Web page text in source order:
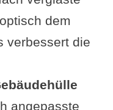
dem
verbessert die
angepasste